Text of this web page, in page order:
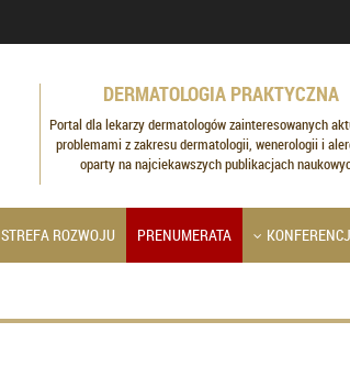
DERMATOLOGIA PRAKTYCZNA
Portal dla lekarzy dermatologów zainteresowanych
problemami z zakresu dermatologii, wenerologii i
oparty na najciekawszych publikacjach
STREFA ROZWOJU PRENUMERATA